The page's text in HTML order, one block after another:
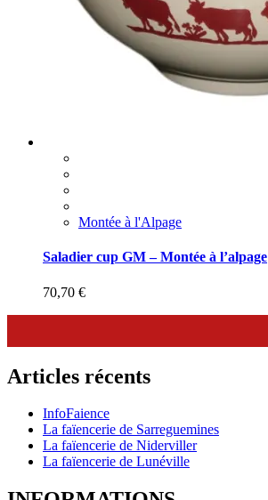
Montée à l'Alpage
Saladier cup GM – Montée à l’alpage
70,70 €
Articles récents
InfoFaience
La faïencerie de Sarreguemines
La faïencerie de Niderviller
La faïencerie de Lunéville